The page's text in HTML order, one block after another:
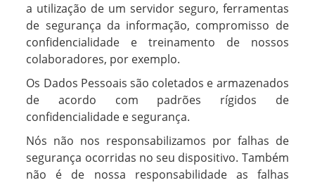
a utilização de um servidor seguro, ferramentas
de segurança da informação, compromisso de
confidencialidade e treinamento de nossos
colaboradores, por exemplo.
Os Dados Pessoais são coletados e armazenados
de acordo com padrões rígidos de
confidencialidade e segurança.
Nós não nos responsabilizamos por falhas de
segurança ocorridas no seu dispositivo. Também
não é de nossa responsabilidade as falhas